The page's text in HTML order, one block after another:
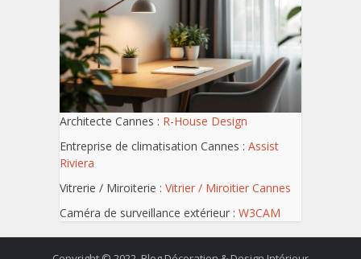
Architecte Cannes : R-House Design
Entreprise de climatisation Cannes : Assist
Riviera
Vitrerie / Miroiterie : Vitrier / Miroitier Cannes
Caméra de surveillance extérieur : W3CAM